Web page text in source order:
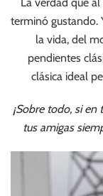
La verdad que
terminó gustando.
la vida, del
pendientes
clásica ideal
¡Sobre todo, si
tus amigas